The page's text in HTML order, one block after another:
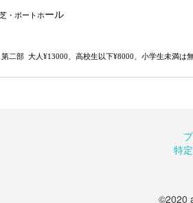
・ポートホール
二部 大人¥13000、高校生以下¥8000、小学生未満は
特
©2020